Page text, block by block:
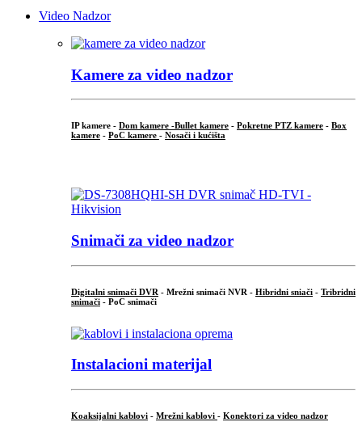
Video Nadzor
Kamere za video nadzor
IP kamere - Dom kamere -Bullet kamere - Pokretne PTZ kamere - Box
kamere - PoC kamere - Nosači i kućišta
Snimači za video nadzor
Digitalni snimači DVR - Mrežni snimači NVR - Hibridni sniači - Tribridni
snimači - PoC snimači
Instalacioni materijal
Koaksijalni kablovi - Mrežni kablovi - Konektori za video nadzor